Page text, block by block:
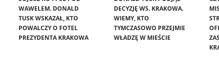
WAWELEM. DONALD
TUSK WSKAZAŁ, KTO
POWALCZY O FOTEL
PREZYDENTA KRAKOWA
DECYZJĘ WS. KRAKOWA.
WIEMY, KTO
TYMCZASOWO PRZEJMIE
WŁADZĘ W MIEŚCIE